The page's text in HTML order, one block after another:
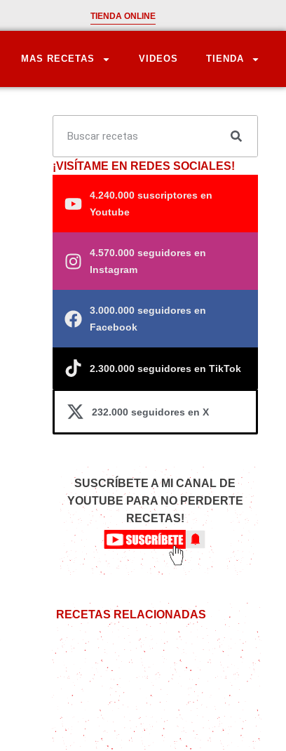
TIENDA ONLINE
MAS RECETAS VIDEOS TIENDA
¡VISÍTAME EN REDES SOCIALES!
4.240.000 suscriptores en
Youtube
4.570.000 seguidores en
Instagram
3.000.000 seguidores en
Facebook
2.300.000 seguidores en TikTok
232.000 seguidores en X
SUSCRÍBETE A MI CANAL DE
YOUTUBE PARA NO PERDERTE
RECETAS!
RECETAS RELACIONADAS
Mazapán de Almendras Casero:
¡Receta fácil!
Strudel de manzana, receta y
algunos tips